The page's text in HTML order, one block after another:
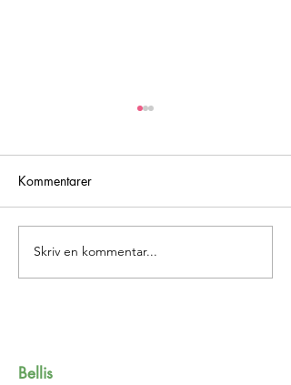
Att (miss)lyckas
Kommentarer
Skriv en kommentar...
Bellis